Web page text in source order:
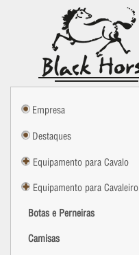
Empresa
Destaques
Equipamento para Cavalo
Equipamento para Cavaleiro
Botas e Perneiras
Camisas